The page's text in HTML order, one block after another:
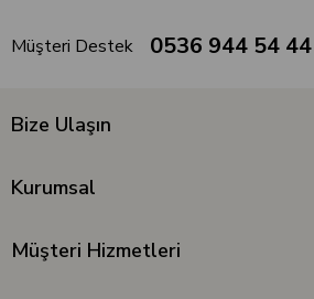
Müşteri Destek 0536 944 54 44
Bize Ulaşın
Kurumsal
Müşteri Hizmetleri